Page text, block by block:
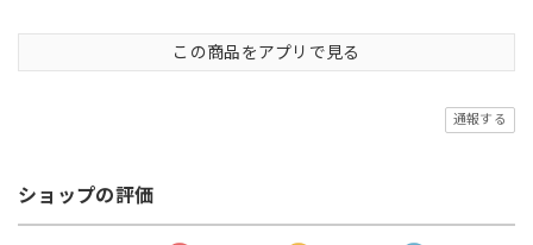
この商品をアプリで見る
通報する
ショップの評価